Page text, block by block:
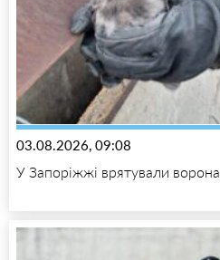
03.08.2026, 09:08
У Запоріжжі врятували ворона